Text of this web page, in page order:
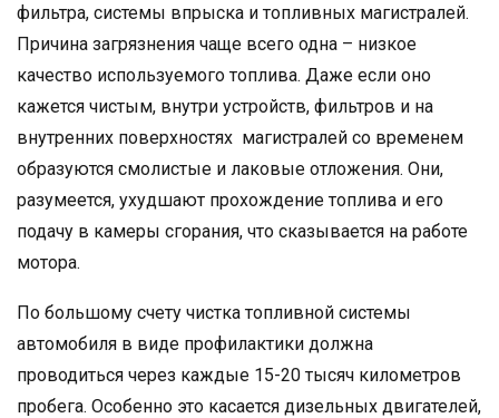
фильтра, системы впрыска и топливных магистралей.
Причина загрязнения чаще всего одна – низкое
качество используемого топлива. Даже если оно
кажется чистым, внутри устройств, фильтров и на
внутренних поверхностях магистралей со временем
образуются смолистые и лаковые отложения. Они,
разумеется, ухудшают прохождение топлива и его
подачу в камеры сгорания, что сказывается на работе
мотора.
По большому счету чистка топливной системы
автомобиля в виде профилактики должна
проводиться через каждые 15-20 тысяч километров
пробега. Особенно это касается дизельных двигателей,